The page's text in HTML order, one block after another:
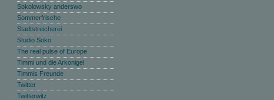
Sokolowsky anderswo
Sommerfrische
Stadtstreicherei
Studio Soko
The real pulse of Europe
Timmi und die Arkonigel
Timmis Freunde
Twitter
Twitterwitz